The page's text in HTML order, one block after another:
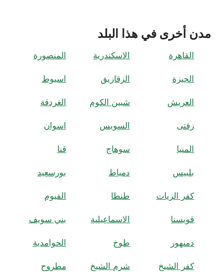
مدن أخرى في هذا البلد
القاهرة الاسكندرية المنصورة
الجيزة الزقازيق اسيوط
العريش شبين الكوم الغردقة
زفتى السويس اسوان
المنيا سوهاج قنا
بلبيس دمياط بورسعيد
كفر الزيات طنطا الفيوم
قويسنا الاسماعيلية بني سويف
دمنهور طوخ الحوامدية
كفر الشيخ شرم الشيخ مطروح